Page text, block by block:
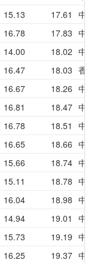
15.13 17.61
中
16.78 17.83 中
14.00 18.02 中
16.47 18.03 香
16.67 18.26 中
16.81 18.47 中
16.78 18.51
中
16.65 18.66 中
15.66 18.74 中
15.11 18.78 中
16.04 18.98 中
14.94 19.01
中
15.73 19.19 中
16.25 19.37 中